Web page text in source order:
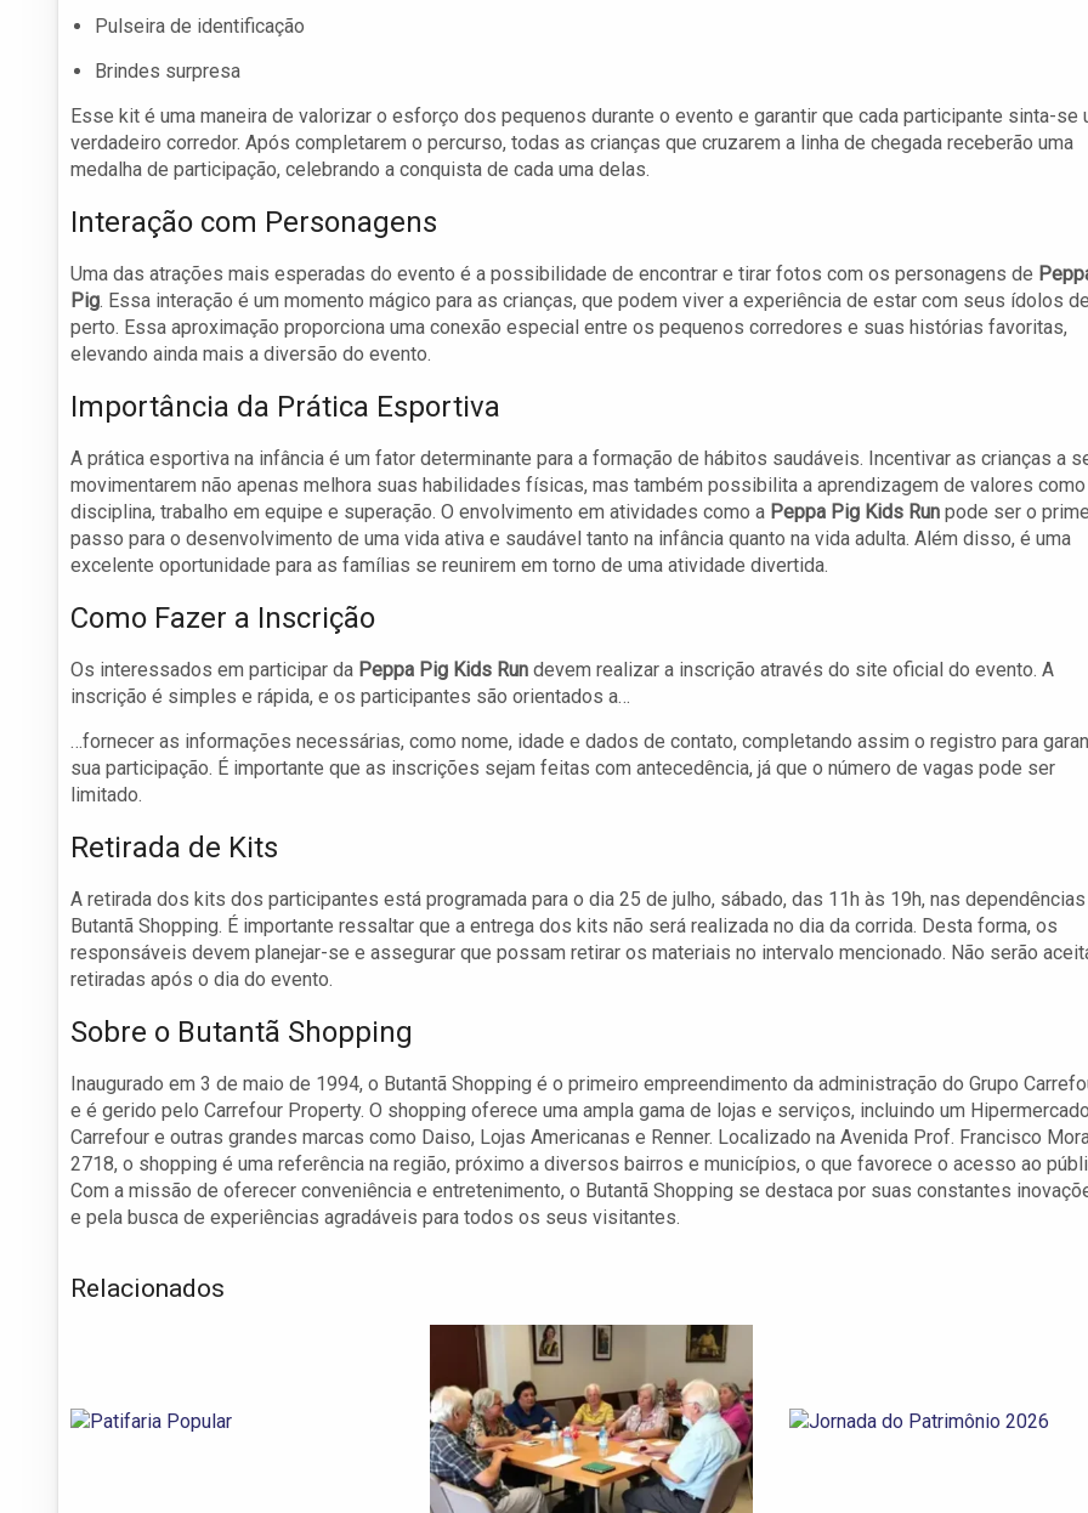
Pulseira de identificação
Brindes surpresa
Esse kit é uma maneira de valorizar o esforço dos pequenos durante o evento e garantir que cada participante sinta-se
verdadeiro corredor. Após completarem o percurso, todas as crianças que cruzarem a linha de chegada receberão uma
medalha de participação, celebrando a conquista de cada uma delas.
Interação com Personagens
Uma das atrações mais esperadas do evento é a possibilidade de encontrar e tirar fotos com os personagens de
Pig. Essa interação é um momento mágico para as crianças, que podem viver a experiência de estar com seus ídolos de
perto. Essa aproximação proporciona uma conexão especial entre os pequenos corredores e suas histórias favoritas,
elevando ainda mais a diversão do evento.
Importância da Prática Esportiva
A prática esportiva na infância é um fator determinante para a formação de hábitos saudáveis. Incentivar as crianças a
movimentarem não apenas melhora suas habilidades físicas, mas também possibilita a aprendizagem de valores como
disciplina, trabalho em equipe e superação. O envolvimento em atividades como a Peppa Pig Kids Run pode ser o
passo para o desenvolvimento de uma vida ativa e saudável tanto na infância quanto na vida adulta. Além disso, é uma
excelente oportunidade para as famílias se reunirem em torno de uma atividade divertida.
Como Fazer a Inscrição
Os interessados em participar da Peppa Pig Kids Run devem realizar a inscrição através do site oficial do evento. A
inscrição é simples e rápida, e os participantes são orientados a…
…fornecer as informações necessárias, como nome, idade e dados de contato, completando assim o registro para
sua participação. É importante que as inscrições sejam feitas com antecedência, já que o número de vagas pode ser
limitado.
Retirada de Kits
A retirada dos kits dos participantes está programada para o dia 25 de julho, sábado, das 11h às 19h, nas
Butantã Shopping. É importante ressaltar que a entrega dos kits não será realizada no dia da corrida. Desta forma, os
responsáveis devem planejar-se e assegurar que possam retirar os materiais no intervalo mencionado. Não serão
retiradas após o dia do evento.
Sobre o Butantã Shopping
Inaugurado em 3 de maio de 1994, o Butantã Shopping é o primeiro empreendimento da administração do Grupo
e é gerido pelo Carrefour Property. O shopping oferece uma ampla gama de lojas e serviços, incluindo um Hipermercado
Carrefour e outras grandes marcas como Daiso, Lojas Americanas e Renner. Localizado na Avenida Prof. Francisco
2718, o shopping é uma referência na região, próximo a diversos bairros e municípios, o que favorece o acesso ao
Com a missão de oferecer conveniência e entretenimento, o Butantã Shopping se destaca por suas constantes
e pela busca de experiências agradáveis para todos os seus visitantes.
Relacionados